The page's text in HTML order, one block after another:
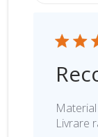
Livrare